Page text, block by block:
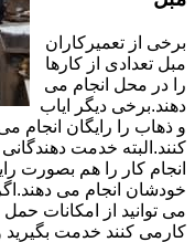
برخی از تعمیرکاران
مبل تعدادی از کارها
را در محل انجام می
دهند.برخی دیگر ایاب
و ذهاب را رایگان انجام
کنند.البته خدمت
انجام کار را هم بصورت
خودشان انجام می
می توانید از امکانات حمل
کارمی کنند خدمت بگیرید